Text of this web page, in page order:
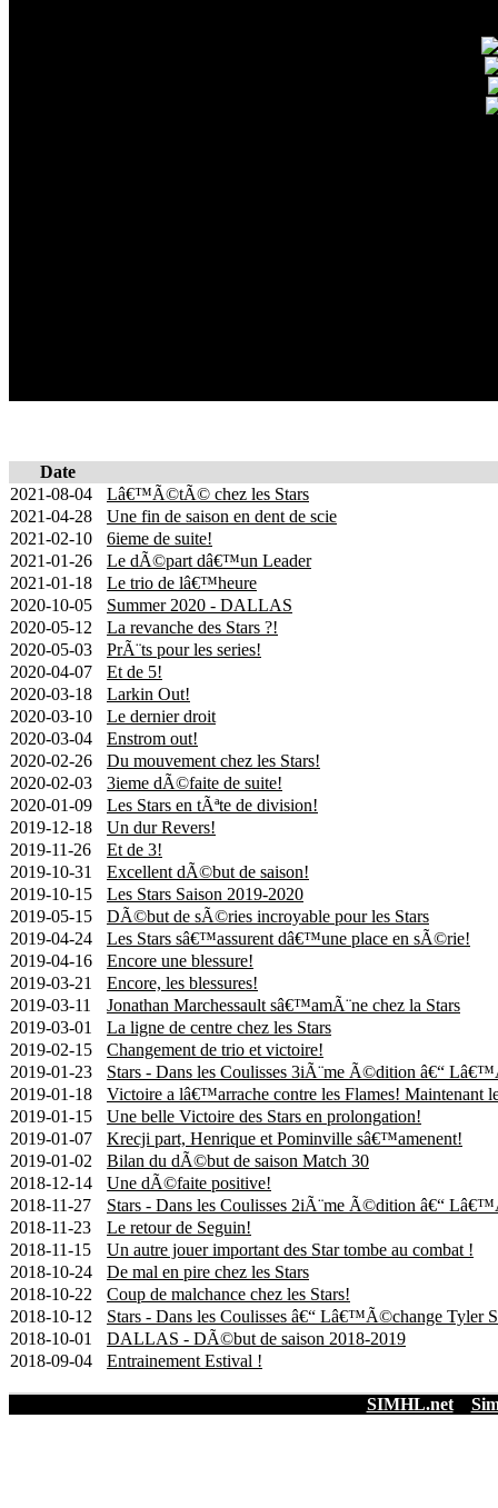
Date
2021-08-04
Lâ€™Ã©tÃ© chez les Stars
2021-04-28
Une fin de saison en dent de scie
2021-02-10
6ieme de suite!
2021-01-26
Le dÃ©part dâ€™un Leader
2021-01-18
Le trio de lâ€™heure
2020-10-05
Summer 2020 - DALLAS
2020-05-12
La revanche des Stars ?!
2020-05-03
PrÃ¨ts pour les series!
2020-04-07
Et de 5!
2020-03-18
Larkin Out!
2020-03-10
Le dernier droit
2020-03-04
Enstrom out!
2020-02-26
Du mouvement chez les Stars!
2020-02-03
3ieme dÃ©faite de suite!
2020-01-09
Les Stars en tÃªte de division!
2019-12-18
Un dur Revers!
2019-11-26
Et de 3!
2019-10-31
Excellent dÃ©but de saison!
2019-10-15
Les Stars Saison 2019-2020
2019-05-15
DÃ©but de sÃ©ries incroyable pour les Stars
2019-04-24
Les Stars sâ€™assurent dâ€™une place en sÃ©rie!
2019-04-16
Encore une blessure!
2019-03-21
Encore, les blessures!
2019-03-11
Jonathan Marchessault sâ€™amÃ¨ne chez la Stars
2019-03-01
La ligne de centre chez les Stars
2019-02-15
Changement de trio et victoire!
2019-01-23
Stars - Dans les Coulisses 3iÃ¨me Ã©dition â€“
2019-01-18
Victoire a lâ€™arrache contre les Flames! Maintenant
2019-01-15
Une belle Victoire des Stars en prolongation!
2019-01-07
Krecji part, Henrique et Pominville sâ€™amenent!
2019-01-02
Bilan du dÃ©but de saison Match 30
2018-12-14
Une dÃ©faite positive!
2018-11-27
Stars - Dans les Coulisses 2iÃ¨me Ã©dition â€“
2018-11-23
Le retour de Seguin!
2018-11-15
Un autre jouer important des Star tombe au combat !
2018-10-24
De mal en pire chez les Stars
2018-10-22
Coup de malchance chez les Stars!
2018-10-12
Stars - Dans les Coulisses â€“ Lâ€™Ã©change Tyler
2018-10-01
DALLAS - DÃ©but de saison 2018-2019
2018-09-04
Entrainement Estival !
SIMHL.net